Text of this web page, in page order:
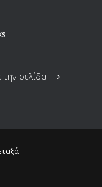
την σελίδα